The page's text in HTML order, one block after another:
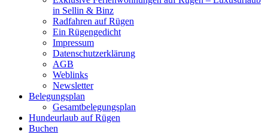
in Sellin & Binz
Radfahren auf Rügen
Ein Rügengedicht
Impressum
Datenschutzerklärung
AGB
Weblinks
Newsletter
Belegungsplan
Gesamtbelegungsplan
Hundeurlaub auf Rügen
Buchen